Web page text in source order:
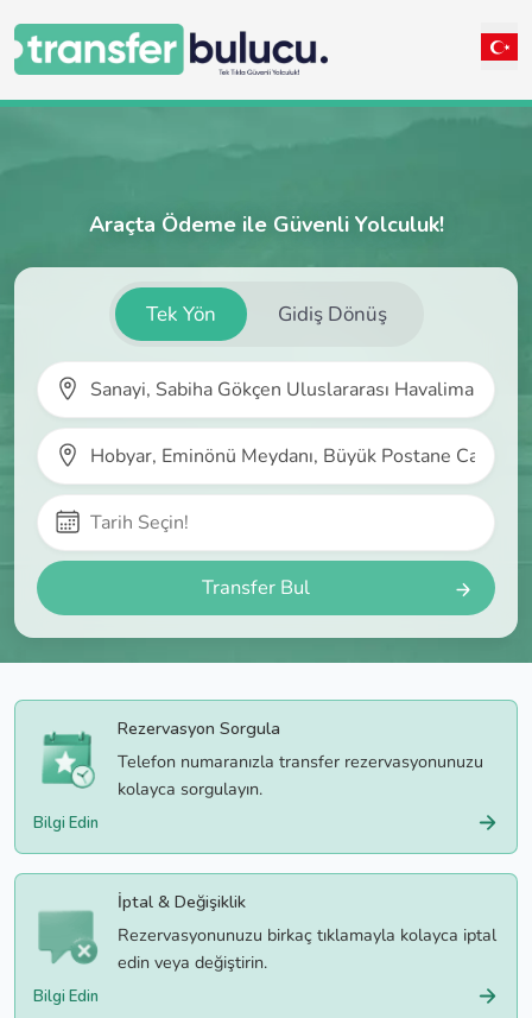
Araçta Ödeme ile Güvenli Yolculuk!
Tek Yön Gidiş Dönüş
Transfer Bul
Rezervasyon Sorgula
Telefon numaranızla transfer rezervasyonunuzu
kolayca sorgulayın.
Bilgi Edin
İptal & Değişiklik
Rezervasyonunuzu birkaç tıklamayla kolayca iptal
edin veya değiştirin.
Bilgi Edin